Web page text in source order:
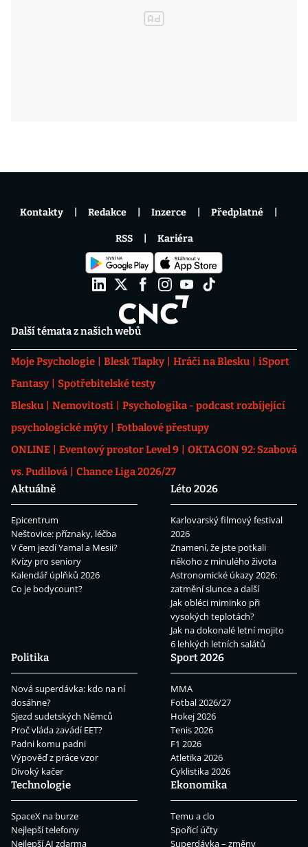
Další témata z našich webů
Moje Psychologie Blesk Tlapky Hráči na Blesku
iSport
Fantasy
Spotřebitelské testy
Blesku
Nemovitosti
Psychologika - podcast rozbíjející
psychologické mýty
Fotbalové přestupy
ONLINE
Eventový prostor Level 9
OKTAGON 92: Szabová
vs. Pudilová
Chance Liga 2026/27
Aktuálně
Epicentrum
Neštovice: příznaky, léčba
V čem jezdí Yamal a Mesii?
Kvízy pro seniory
Kalendář úplňků 2026
Co je bodycount?
Léto 2026
Karlovarský filmový festival
2026
Znamení, že jste potkali
někoho z minulého života
Astronomické úkazy 2026:
zatmění slunce a další
Jak obléci miminko při
vysokých teplotách?
Jak na dokonalé letní mojito
6 lehkých letních salátů
Politika
Nová superdávka: kdo na ní
dosáhne?
Sjezd sudetských Němců
Proč vláda zavádí EET?
Padni komu padni
Výpověď z práce vzor
Divoký kačer
Sport 2026
MMA
Fotbal 2026/27
Hokej 2026
Tenis 2026
F1 2026
Atletika 2026
Cyklistika 2026
Technologie
SpaceX na burze
Nejlepší telefony
Nejlepší AI zdarma
Ekonomika
Temu a clo
Spořicí účty
Superdávka – změny
Kontakty Redakce Inzerce Předplatné
RSS Kariéra